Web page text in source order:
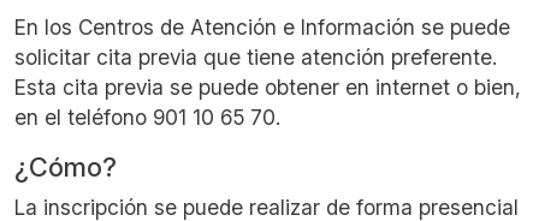
En los Centros de Atención e Información se puede
solicitar cita previa que tiene atención preferente.
Esta cita previa se puede obtener en internet o bien,
en el teléfono 901 10 65 70.
¿Cómo?
La inscripción se puede realizar de forma presencial